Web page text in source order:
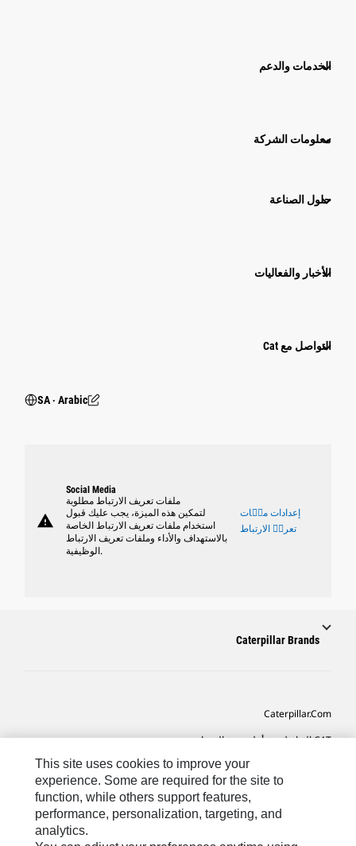
الخدمات والدعم
معلومات الشركة
حلول الصناعة
الأخبار والفعاليات
التواصل مع Cat
SA ‧ Arabic
warning
Social Media
ملفات تعريف الارتباط مطلوبة
لتمكين هذه الميزة، يجب عليك قبول
استخدام ملفات تعريف الارتباط الخاصة
بالاستهداف والأداء وملفات تعريف الارتباط
الوظيفية.
إعدادات ملٝات
تعريٝ الارتباط
Caterpillar Brands
Caterpillar.com
CAT التواصل من أجل خدمة المعدات ودعم
تفضيلات التسويق الخاصة بي
Cookie Settings
This site uses cookies to improve your
experience. Some are required for the site to
function, while others support features,
performance, personalization, targeting, and
analytics.